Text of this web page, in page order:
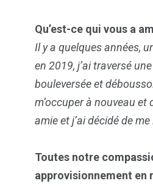
Qu’est-ce qui vous a
Il y a quelques années,
en 2019, j’ai traversé
bouleversée et
m’occuper à nouveau et
amie et j’ai décidé de me
Toutes notre
approvisionnement en
& astuces Une
1